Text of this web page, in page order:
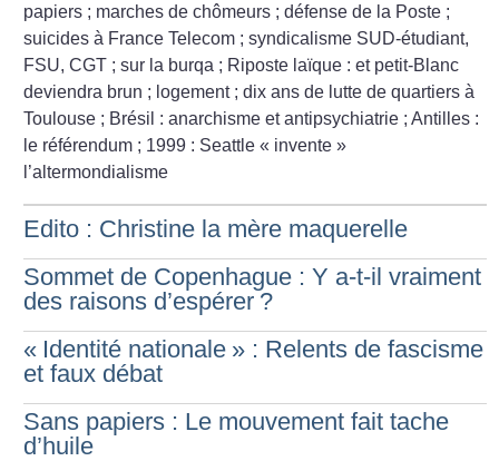
papiers ; marches de chômeurs ; défense de la Poste ;
suicides à France Telecom ; syndicalisme SUD-étudiant,
FSU, CGT ; sur la burqa ; Riposte laïque : et petit-Blanc
deviendra brun ; logement ; dix ans de lutte de quartiers à
Toulouse ; Brésil : anarchisme et antipsychiatrie ; Antilles :
le référendum ; 1999 : Seattle « invente »
l’altermondialisme
Edito : Christine la mère maquerelle
Sommet de Copenhague : Y a-t-il vraiment
des raisons d’espérer ?
« Identité nationale » : Relents de fascisme
et faux débat
Sans papiers : Le mouvement fait tache
d’huile